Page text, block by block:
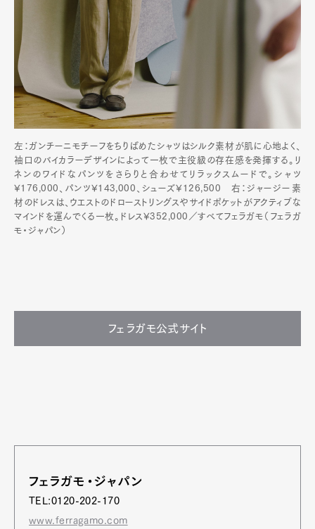
左：ガンチーニモチーフをちりばめたシャツはシルク素材が肌に心地よく、
袖口のバイカラーデザインによって一枚で主役級の存在感を発揮する。リ
ネンのワイドなパンツをさらりと合わせてリラックスムードで。シャツ
¥176,000、パンツ¥143,000、シューズ¥126,500 右：ジャージー素
材のドレスは、ウエストのドローストリングスやサイドポケットがアクティブな
マインドを運んでくる一枚。ドレス¥352,000／すべてフェラガモ（フェラガ
モ・ジャパン）
フェラガモ公式サイト
フェラガモ・ジャパン
TEL:0120-202-170
www.ferragamo.com